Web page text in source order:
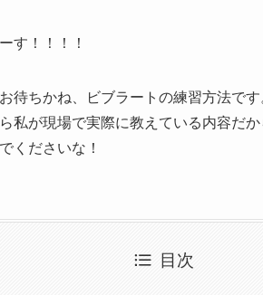
す！！！！
待ちかね、ビブラートの練習方法で
私が現場で実際に教えている内容だ
くださいな！
目次